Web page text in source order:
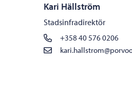
Kari Hällström
Stadsinfradirektör
+358 40 576 0206